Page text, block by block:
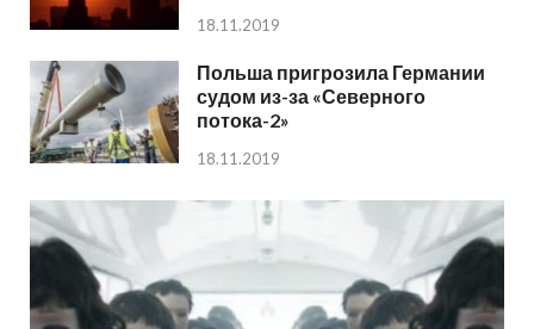
18.11.2019
Польша пригрозила Германии
судом из-за «Северного
потока-2»
18.11.2019